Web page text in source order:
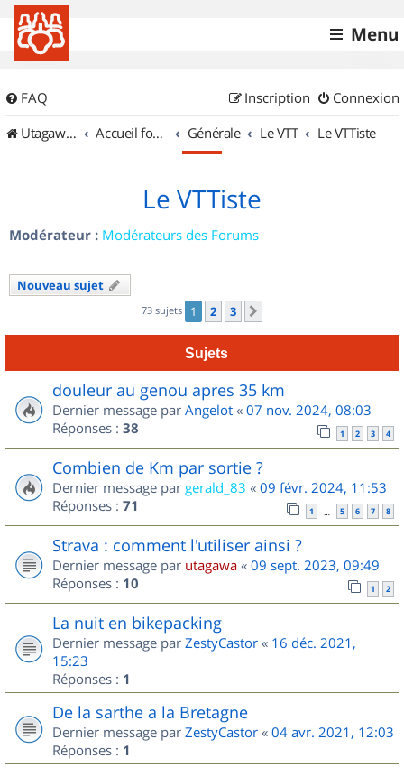
Menu
FAQ Connexion
Inscription
UtagawaVTT (Randos VTT et VTTAE avec traces GPS)
Accueil forum Générale Le VTT Le VTTiste
Le VTTiste
Modérateur : Modérateurs des Forums
Nouveau sujet
73 sujets 1 2 3
Sujets
douleur au genou apres 35 km
Dernier message par Angelot « 07 nov. 2024, 08:03
Réponses : 38 1 2 3 4
Combien de Km par sortie ?
Dernier message par gerald_83 « 09 févr. 2024, 11:53
Réponses : 71 1 … 5 6 7 8
Strava : comment l'utiliser ainsi ?
Dernier message par utagawa « 09 sept. 2023, 09:49
Réponses : 10 1 2
La nuit en bikepacking
Dernier message par ZestyCastor « 16 déc. 2021,
15:23
Réponses : 1
De la sarthe a la Bretagne
Dernier message par ZestyCastor « 04 avr. 2021, 12:03
Réponses : 1